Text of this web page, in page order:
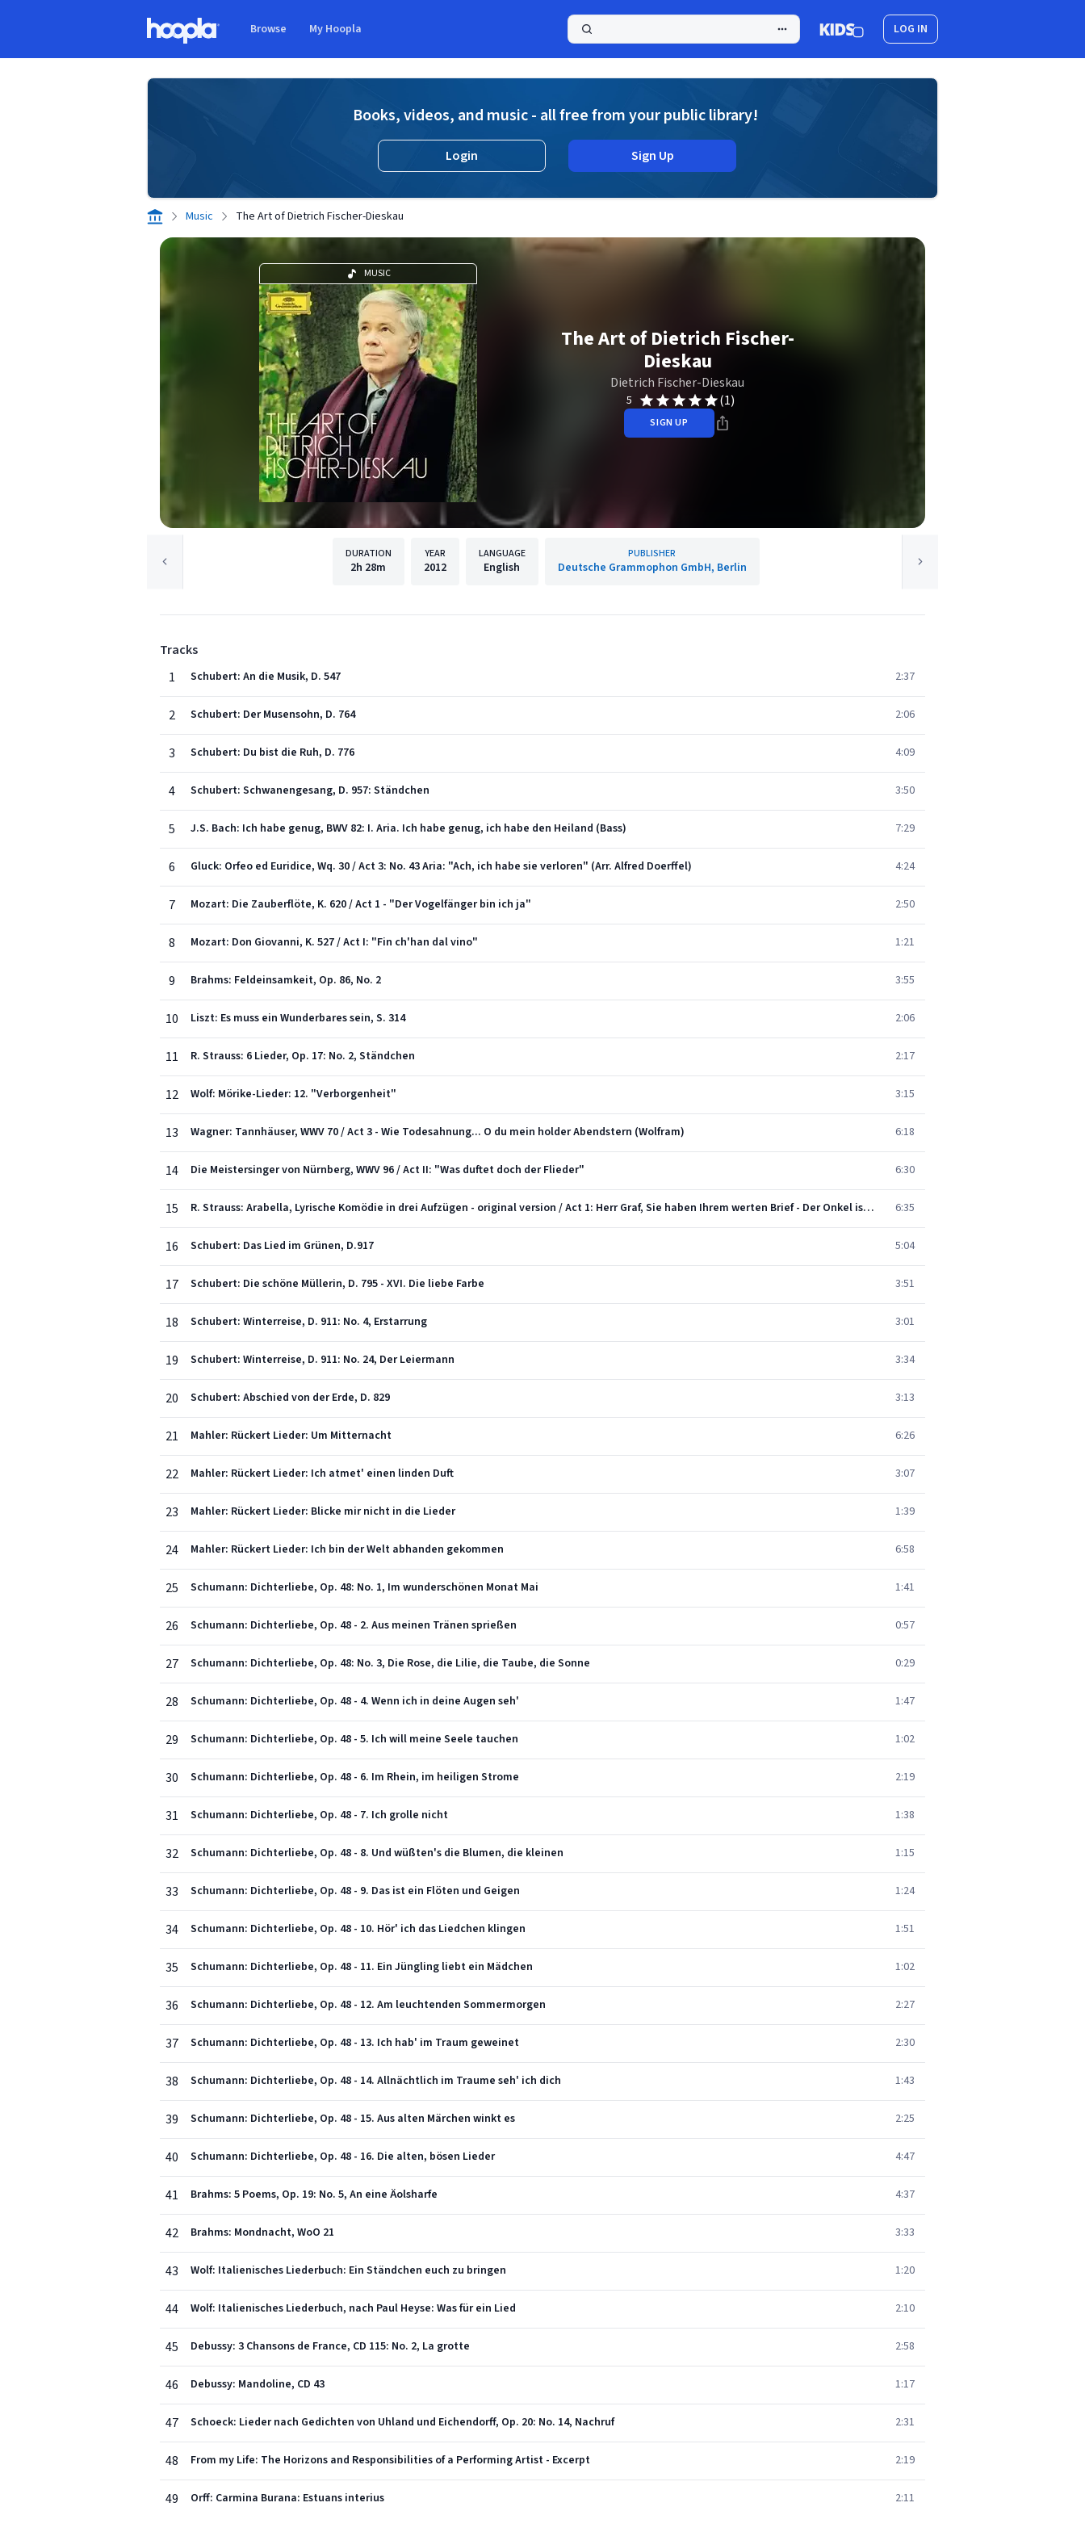
Browse My Hoopla LOG IN
Books, videos, and music - all free from your public library!
Login Sign Up
Music The Art of Dietrich Fischer-Dieskau
MUSIC
The Art of Dietrich Fischer-
Dieskau
Dietrich Fischer-Dieskau
5 (1)
SIGN UP
DURATION
2h 28m
YEAR
2012
LANGUAGE
English
PUBLISHER
Deutsche Grammophon GmbH, Berlin
Tracks
1
Schubert: An die Musik, D. 547 2:37
2 Schubert: Der Musensohn, D. 764 2:06
3 Schubert: Du bist die Ruh, D. 776 4:09
4 Schubert: Schwanengesang, D. 957: Ständchen 3:50
5 J.S. Bach: Ich habe genug, BWV 82: I. Aria. Ich habe genug, ich habe den Heiland (Bass) 7:29
6 Gluck: Orfeo ed Euridice, Wq. 30 / Act 3: No. 43 Aria: "Ach, ich habe sie verloren" (Arr. Alfred Doerffel) 4:24
7 Mozart: Die Zauberflöte, K. 620 / Act 1 - "Der Vogelfänger bin ich ja" 2:50
8 Mozart: Don Giovanni, K. 527 / Act I: "Fin ch'han dal vino" 1:21
9 Brahms: Feldeinsamkeit, Op. 86, No. 2 3:55
10 Liszt: Es muss ein Wunderbares sein, S. 314 2:06
11 R. Strauss: 6 Lieder, Op. 17: No. 2, Ständchen 2:17
12 Wolf: Mörike-Lieder: 12. "Verborgenheit" 3:15
13 Wagner: Tannhäuser, WWV 70 / Act 3 - Wie Todesahnung... O du mein holder Abendstern (Wolfram) 6:18
14 Die Meistersinger von Nürnberg, WWV 96 / Act II: "Was duftet doch der Flieder" 6:30
15 R. Strauss: Arabella, Lyrische Komödie in drei Aufzügen - original version / Act 1: Herr Graf, Sie haben Ihrem werten Brief - Der Onkel ist dahin 6:35
16 Schubert: Das Lied im Grünen, D.917 5:04
17 Schubert: Die schöne Müllerin, D. 795 - XVI. Die liebe Farbe 3:51
18 Schubert: Winterreise, D. 911: No. 4, Erstarrung 3:01
19 Schubert: Winterreise, D. 911: No. 24, Der Leiermann 3:34
20 Schubert: Abschied von der Erde, D. 829 3:13
21 Mahler: Rückert Lieder: Um Mitternacht 6:26
22 Mahler: Rückert Lieder: Ich atmet' einen linden Duft 3:07
23 Mahler: Rückert Lieder: Blicke mir nicht in die Lieder 1:39
24 Mahler: Rückert Lieder: Ich bin der Welt abhanden gekommen 6:58
25 Schumann: Dichterliebe, Op. 48: No. 1, Im wunderschönen Monat Mai 1:41
26 Schumann: Dichterliebe, Op. 48 - 2. Aus meinen Tränen sprießen 0:57
27 Schumann: Dichterliebe, Op. 48: No. 3, Die Rose, die Lilie, die Taube, die Sonne 0:29
28 Schumann: Dichterliebe, Op. 48 - 4. Wenn ich in deine Augen seh' 1:47
29 Schumann: Dichterliebe, Op. 48 - 5. Ich will meine Seele tauchen 1:02
30 Schumann: Dichterliebe, Op. 48 - 6. Im Rhein, im heiligen Strome 2:19
31 Schumann: Dichterliebe, Op. 48 - 7. Ich grolle nicht 1:38
32 Schumann: Dichterliebe, Op. 48 - 8. Und wüßten's die Blumen, die kleinen 1:15
33 Schumann: Dichterliebe, Op. 48 - 9. Das ist ein Flöten und Geigen 1:24
34 Schumann: Dichterliebe, Op. 48 - 10. Hör' ich das Liedchen klingen 1:51
35 Schumann: Dichterliebe, Op. 48 - 11. Ein Jüngling liebt ein Mädchen 1:02
36 Schumann: Dichterliebe, Op. 48 - 12. Am leuchtenden Sommermorgen 2:27
37 Schumann: Dichterliebe, Op. 48 - 13. Ich hab' im Traum geweinet 2:30
38 Schumann: Dichterliebe, Op. 48 - 14. Allnächtlich im Traume seh' ich dich 1:43
39 Schumann: Dichterliebe, Op. 48 - 15. Aus alten Märchen winkt es 2:25
40 Schumann: Dichterliebe, Op. 48 - 16. Die alten, bösen Lieder 4:47
41 Brahms: 5 Poems, Op. 19: No. 5, An eine Äolsharfe 4:37
42 Brahms: Mondnacht, WoO 21 3:33
43 Wolf: Italienisches Liederbuch: Ein Ständchen euch zu bringen 1:20
44 Wolf: Italienisches Liederbuch, nach Paul Heyse: Was für ein Lied 2:10
45 Debussy: 3 Chansons de France, CD 115: No. 2, La grotte 2:58
46 Debussy: Mandoline, CD 43 1:17
47 Schoeck: Lieder nach Gedichten von Uhland und Eichendorff, Op. 20: No. 14, Nachruf 2:31
48 From my Life: The Horizons and Responsibilities of a Performing Artist - Excerpt 2:19
49 Orff: Carmina Burana: Estuans interius 2:11